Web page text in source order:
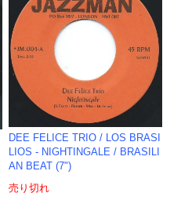
DEE FELICE TRIO / LOS BRASI
LIOS - NIGHTINGALE / BRASILI
AN BEAT (7")
売り切れ